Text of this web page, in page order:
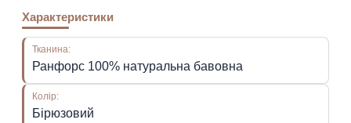
Характеристики
Тканина:
Ранфорс 100% натуральна бавовна
Колір:
Бірюзовий